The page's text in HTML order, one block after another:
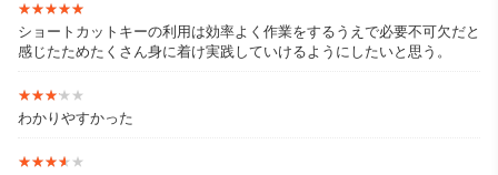
★★★★★
★★★★★
ショートカットキーの利用は効率よく作業をするうえで必要不可欠だと
感じたためたくさん身に着け実践していけるようにしたいと思う。
★★★★★
★★★★★
わかりやすかった
★★★★★
★★★★★